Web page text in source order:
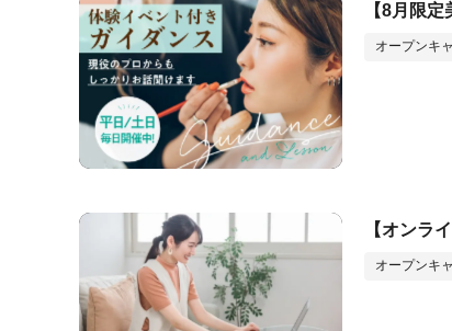
【8月限
オープンキ
【オンラ
オープンキ